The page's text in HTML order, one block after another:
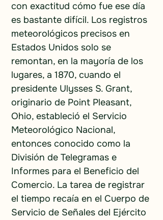
con exactitud cómo fue ese día
es bastante difícil. Los registros
meteorológicos precisos en
Estados Unidos solo se
remontan, en la mayoría de los
lugares, a 1870, cuando el
presidente Ulysses S. Grant,
originario de Point Pleasant,
Ohio, estableció el Servicio
Meteorológico Nacional,
entonces conocido como la
División de Telegramas e
Informes para el Beneficio del
Comercio. La tarea de registrar
el tiempo recaía en el Cuerpo de
Servicio de Señales del Ejército